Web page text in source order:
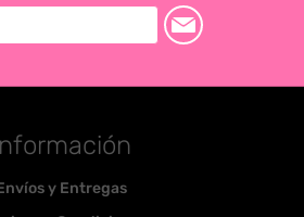
y Entregas